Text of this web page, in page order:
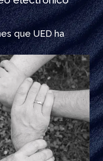
que UED ha